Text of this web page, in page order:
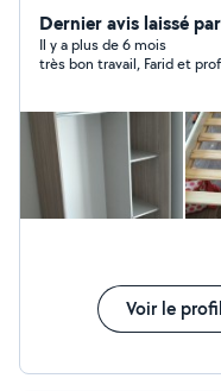
accompagnement en
contacter Merci
Dernier avis laissé
Il y a plus de 6 mois
très bon travail, Farid et
Voir le profil